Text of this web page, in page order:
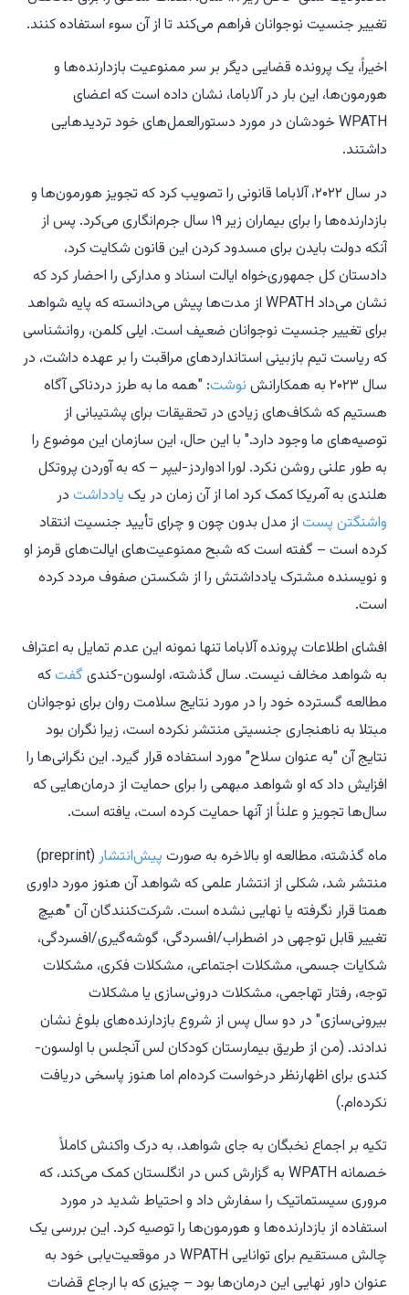
تغییر جنسیت نوجوانان فراهم می‌کند تا از آن سوء استفاده کنند.
اخیراً، یک پرونده قضایی دیگر بر سر ممنوعیت بازدارنده‌ها و
هورمون‌ها، این بار در آلاباما، نشان داده است که اعضای
WPATH خودشان در مورد دستورالعمل‌های خود تردیدهایی
داشتند.
در سال ۲۰۲۲، آلاباما قانونی را تصویب کرد که تجویز هورمون‌ها و
بازدارنده‌ها را برای بیماران زیر ۱۹ سال جرم‌انگاری می‌کرد. پس از
آنکه دولت بایدن برای مسدود کردن این قانون شکایت کرد،
دادستان کل جمهوری‌خواه ایالت اسناد و مدارکی را احضار کرد که
نشان می‌داد WPATH از مدت‌ها پیش می‌دانسته که پایه شواهد
برای تغییر جنسیت نوجوانان ضعیف است. ایلی کلمن، روانشناسی
که ریاست تیم بازبینی استانداردهای مراقبت را بر عهده داشت، در
سال ۲۰۲۳ به همکارانش
نوشت: "همه ما به طرز دردناکی آگاه
هستیم که شکاف‌های زیادی در تحقیقات برای پشتیبانی از
توصیه‌های ما وجود دارد." با این حال، این سازمان این موضوع را
به طور علنی روشن نکرد. لورا ادواردز-لیپر – که به آوردن پروتکل
هلندی به آمریکا کمک کرد اما از آن زمان در یک یادداشت در
واشنگتن پست از مدل بدون چون و چرای تأیید جنسیت انتقاد
کرده است – گفته است که شبح ممنوعیت‌های ایالت‌های قرمز او
و نویسنده مشترک یادداشتش را از شکستن صفوف مردد کرده
است.
افشای اطلاعات پرونده آلاباما تنها نمونه این عدم تمایل به اعتراف
به شواهد مخالف نیست. سال گذشته، اولسون-کندی گفتکه
مطالعه گسترده خود را در مورد نتایج سلامت روان برای نوجوانان
مبتلا به ناهنجاری جنسیتی منتشر نکرده است، زیرا نگران بود
نتایج آن "به عنوان سلاح" مورد استفاده قرار گیرد. این نگرانی‌ها را
افزایش داد که او شواهد مبهمی را برای حمایت از درمان‌هایی که
سال‌ها تجویز و علناً از آنها حمایت کرده است، یافته است.
ماه گذشته، مطالعه او بالاخره به صورت پیش‌انتشار
(preprint)
منتشر شد، شکلی از انتشار علمی که شواهد آن هنوز مورد داوری
همتا قرار نگرفته یا نهایی نشده است. شرکت‌کنندگان آن "هیچ
تغییر قابل توجهی در اضطراب/افسردگی، گوشه‌گیری/افسردگی،
شکایات جسمی، مشکلات اجتماعی، مشکلات فکری، مشکلات
توجه، رفتار تهاجمی، مشکلات درونی‌سازی یا مشکلات
بیرونی‌سازی" در دو سال پس از شروع بازدارنده‌های بلوغ نشان
ندادند. (من از طریق بیمارستان کودکان لس آنجلس با اولسون-
کندی برای اظهارنظر درخواست کرده‌ام اما هنوز پاسخی دریافت
نکرده‌ام.)
تکیه بر اجماع نخبگان به جای شواهد، به درک واکنش کاملاً
خصمانه WPATH به گزارش کس در انگلستان کمک می‌کند، که
مروری سیستماتیک را سفارش داد و احتیاط شدید در مورد
استفاده از بازدارنده‌ها و هورمون‌ها را توصیه کرد. این بررسی یک
چالش مستقیم برای توانایی WPATH در موقعیت‌یابی خود به
عنوان داور نهایی این درمان‌ها بود – چیزی که با ارجاع قضات